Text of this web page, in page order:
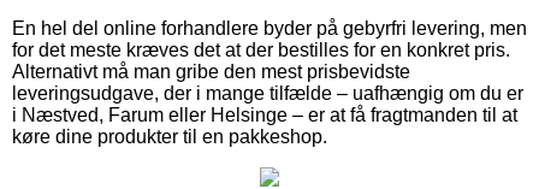
En hel del online forhandlere byder på gebyrfri levering, men
for det meste kræves det at der bestilles for en konkret pris.
Alternativt må man gribe den mest prisbevidste
leveringsudgave, der i mange tilfælde – uafhængig om du er
i Næstved, Farum eller Helsinge – er at få fragtmanden til at
køre dine produkter til en pakkeshop.